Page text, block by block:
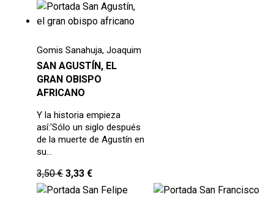
Gomis Sanahuja, Joaquim
SAN AGUSTÍN, EL
GRAN OBISPO
AFRICANO
Y la historia empieza
así:'Sólo un siglo después
de la muerte de Agustín en
su…
3,50€ 3,33 €